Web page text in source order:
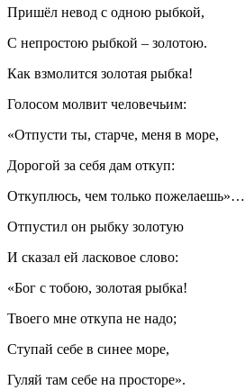
Пришёл невод с одною рыбкой,
С непростою рыбкой – золотою.
Как взмолится золотая рыбка!
Голосом молвит человечьим:
«Отпусти ты, старче, меня в море,
Дорогой за себя дам откуп:
Откуплюсь, чем только пожелаешь»…
Отпустил он рыбку золотую
И сказал ей ласковое слово:
«Бог с тобою, золотая рыбка!
Твоего мне откупа не надо;
Ступай себе в синее море,
Гуляй там себе на просторе».